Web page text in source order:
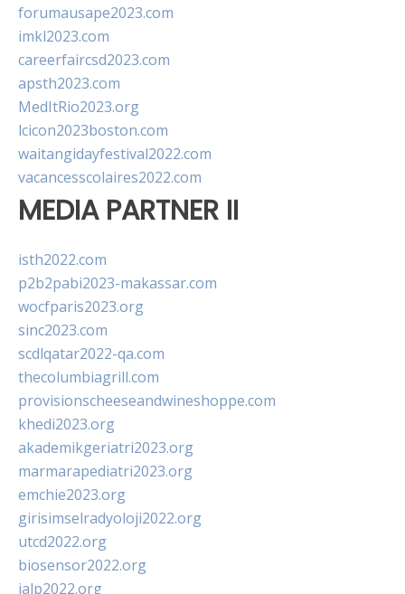
forumausape2023.com
imkl2023.com
careerfaircsd2023.com
apsth2023.com
MedItRio2023.org
lcicon2023boston.com
waitangidayfestival2022.com
vacancesscolaires2022.com
MEDIA PARTNER II
isth2022.com
p2b2pabi2023-makassar.com
wocfparis2023.org
sinc2023.com
scdlqatar2022-qa.com
thecolumbiagrill.com
provisionscheeseandwineshoppe.com
khedi2023.org
akademikgeriatri2023.org
marmarapediatri2023.org
emchie2023.org
girisimselradyoloji2022.org
utcd2022.org
biosensor2022.org
ialp2022.org